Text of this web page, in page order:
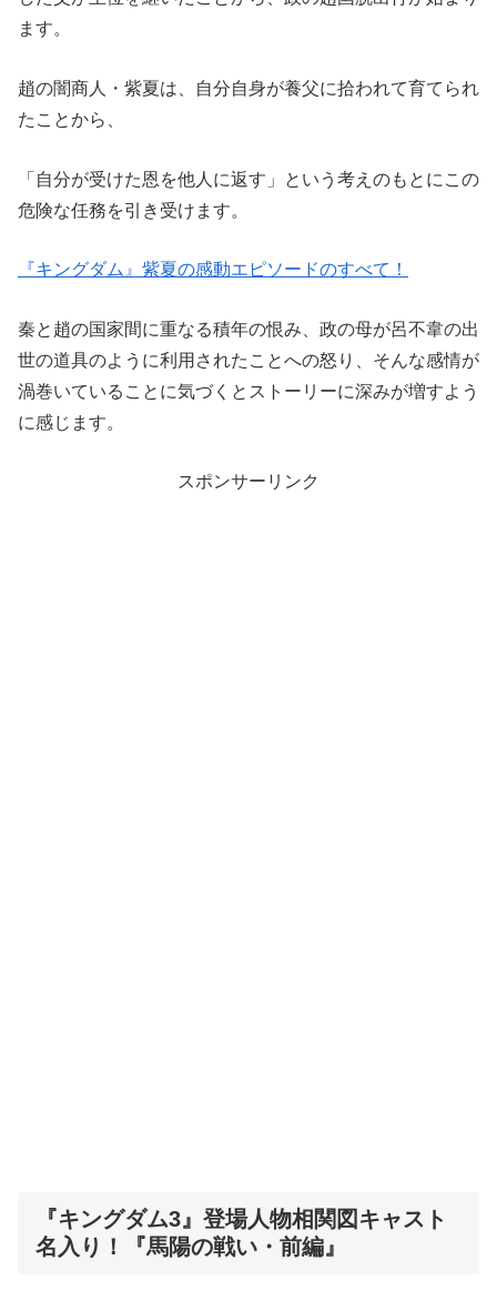
ます。
趙の闇商人・紫夏は、自分自身が養父に拾われて育てられ
たことから、
「自分が受けた恩を他人に返す」という考えのもとにこの
危険な任務を引き受けます。
『キングダム』紫夏の感動エピソードのすべて！
秦と趙の国家間に重なる積年の恨み、政の母が呂不韋の出
世の道具のように利用されたことへの怒り、そんな感情が
渦巻いていることに気づくとストーリーに深みが増すよう
に感じます。
スポンサーリンク
『キングダム3』登場人物相関図キャスト
名入り！『馬陽の戦い・前編』